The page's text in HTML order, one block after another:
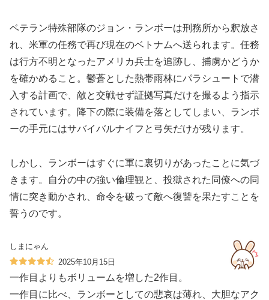
ベテラン特殊部隊のジョン・ランボーは刑務所から釈放さ
れ、米軍の任務で再び現在のベトナムへ送られます。任務
は行方不明となったアメリカ兵士を追跡し、捕虜かどうか
を確かめること。鬱蒼とした熱帯雨林にパラシュートで潜
入する計画で、敵と交戦せず証拠写真だけを撮るよう指示
されています。降下の際に装備を落としてしまい、ランボ
ーの手元にはサバイバルナイフと弓矢だけが残ります。
しかし、ランボーはすぐに軍に裏切りがあったことに気づ
きます。自分の中の強い倫理観と、投獄された同僚への同
情に突き動かされ、命令を破って敵へ復讐を果たすことを
誓うのです。
しまにゃん
2025年10月15日
一作目よりもボリュームを増した2作目。
一作目に比べ、ランボーとしての悲哀は薄れ、大胆なアク